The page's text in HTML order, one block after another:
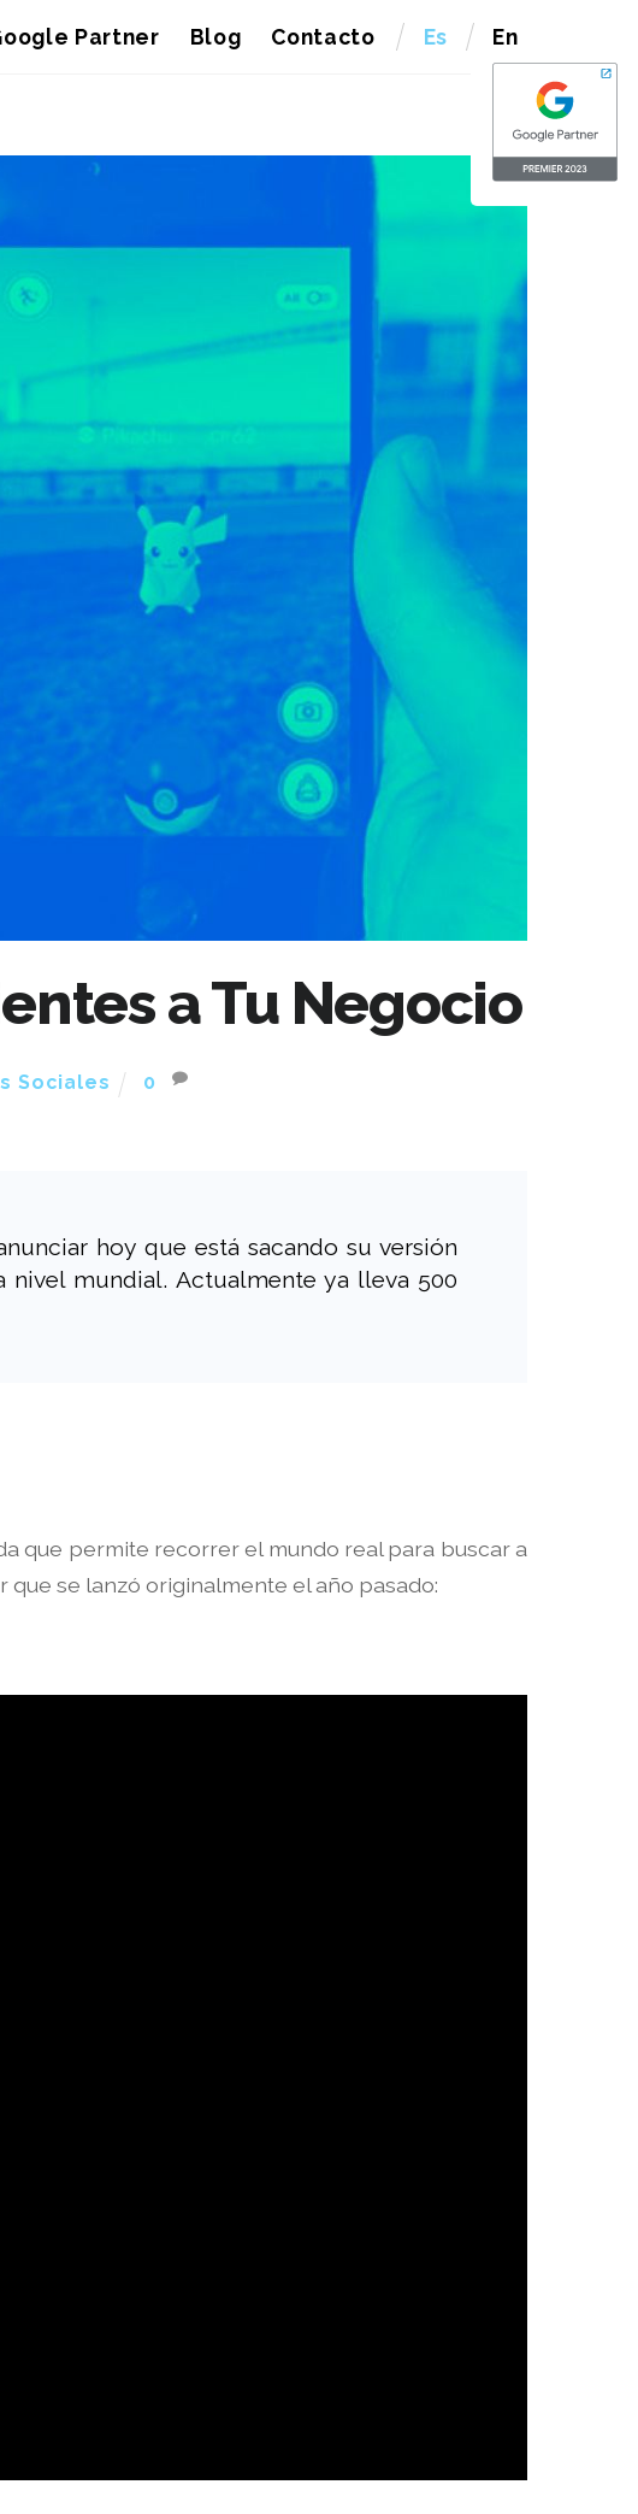
Partner Blog Contacto Es En
a Tu Negocio
Sociales 0
hoy que está sacando su versión
nivel mundial. Actualmente ya lleva 500
que permite recorrer el mundo real para buscar a
que se lanzó originalmente el año pasado: